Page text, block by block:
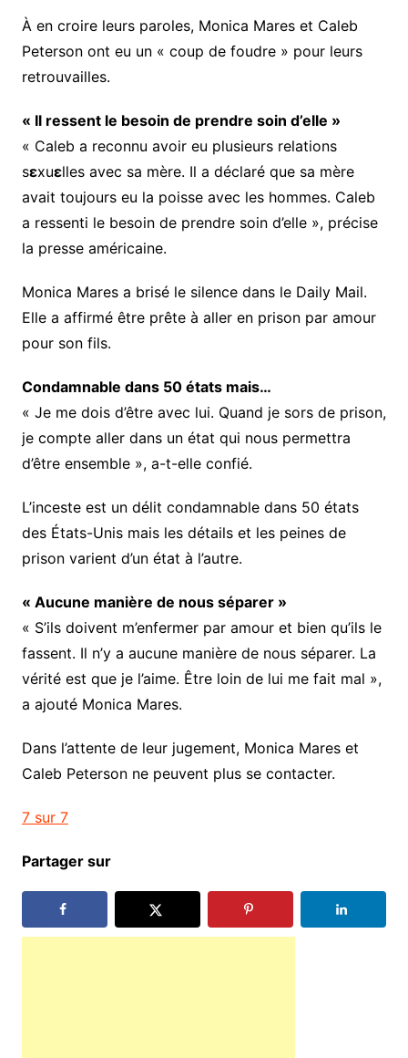
À en croire leurs paroles, Monica Mares et Caleb
Peterson ont eu un « coup de foudre » pour leurs
retrouvailles.
« Il ressent le besoin de prendre soin d’elle »
« Caleb a reconnu avoir eu plusieurs relations
sεxuεlles avec sa mère. Il a déclaré que sa mère
avait toujours eu la poisse avec les hommes. Caleb
a ressenti le besoin de prendre soin d’elle », précise
la presse américaine.
Monica Mares a brisé le silence dans le Daily Mail.
Elle a affirmé être prête à aller en prison par amour
pour son fils.
Condamnable dans 50 états mais…
« Je me dois d’être avec lui. Quand je sors de prison,
je compte aller dans un état qui nous permettra
d’être ensemble », a-t-elle confié.
L’inceste est un délit condamnable dans 50 états
des États-Unis mais les détails et les peines de
prison varient d’un état à l’autre.
« Aucune manière de nous séparer »
« S’ils doivent m’enfermer par amour et bien qu’ils le
fassent. Il n’y a aucune manière de nous séparer. La
vérité est que je l’aime. Être loin de lui me fait mal »,
a ajouté Monica Mares.
Dans l’attente de leur jugement, Monica Mares et
Caleb Peterson ne peuvent plus se contacter.
7 sur 7
Partager sur